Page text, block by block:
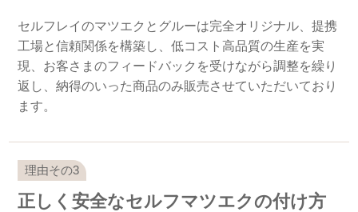
セルフレイのマツエクとグルーは完全オリジナル、提携
工場と信頼関係を構築し、低コスト高品質の生産を実
現、お客さまのフィードバックを受けながら調整を繰り
返し、納得のいった商品のみ販売させていただいており
ます。
正しく安全なセルフマツエクの付け方